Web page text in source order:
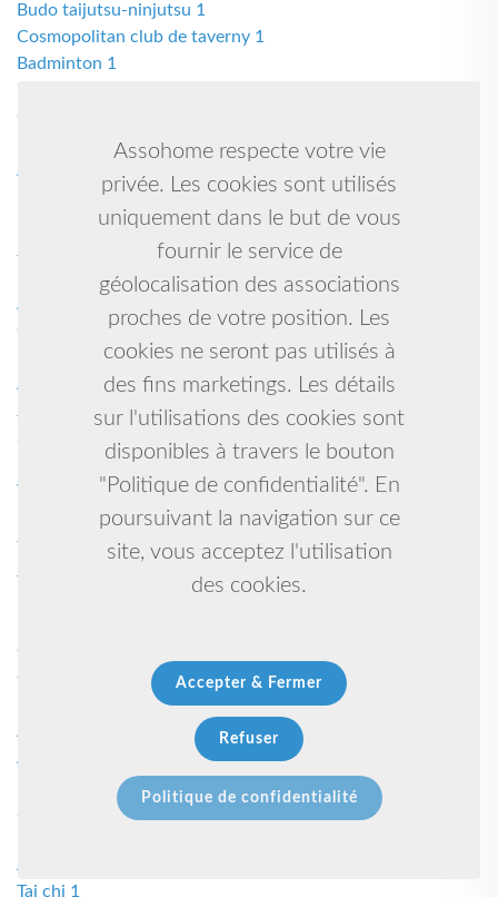
Assohome respecte votre vie
privée. Les cookies sont utilisés
uniquement dans le but de vous
fournir le service de
géolocalisation des associations
proches de votre position. Les
cookies ne seront pas utilisés à
des fins marketings. Les détails
sur l'utilisations des cookies sont
disponibles à travers le bouton
"Politique de confidentialité". En
poursuivant la navigation sur ce
site, vous acceptez l'utilisation
des cookies.
Accepter & Fermer
Refuser
Politique de confidentialité
Budo taijutsu-ninjutsu 1
Cosmopolitan club de taverny 1
Badminton 1
Country, danse en ligne, danse de salon 1
Asbl 1
Rafting-kayak-rando aqua 1
Danse country 1
Jiu jitsu brésilien, grappling 1
Natation synchronisée 1
Abel 1
Gymnastique artistique féminine et baby gym 1
Rugby à xv 1
Aïkido yoga chinois taichi 1
Judo taiso 1
Salle de sport 1
Karate kyudokan self defense 1
Volley-ball 1
Promouvoir les actions pour garantir un meilleur avenir à
tous 1
Georges 1
Grandidier 1
Kick boxing, muaythai, mma 1
Arts martiaux 1
Aucun 1
Sport, art, culture, sociale, environnement, dÉcouerte,
Arc 1
Tai chi 1